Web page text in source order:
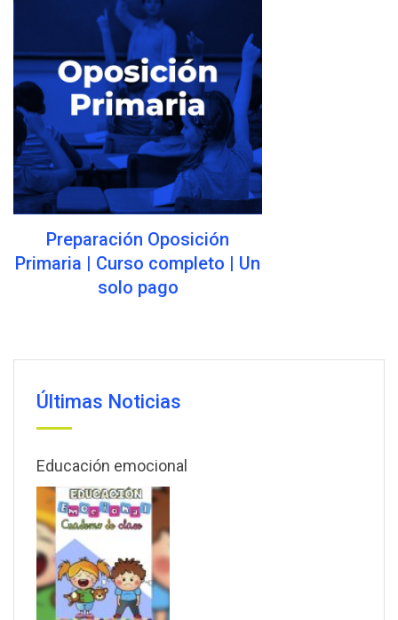
Preparación Oposición
Primaria | Curso completo | Un
solo pago
Últimas Noticias
Educación emocional